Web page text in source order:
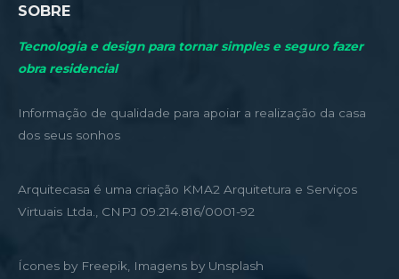
SOBRE
Tecnologia e design para tornar simples e seguro fazer
obra residencial
Informação de qualidade para apoiar a realização da casa
dos seus sonhos
Arquitecasa é uma criação KMA2 Arquitetura e Serviços
Virtuais Ltda., CNPJ 09.214.816/0001-92
Ícones by Freepik, Imagens by Unsplash